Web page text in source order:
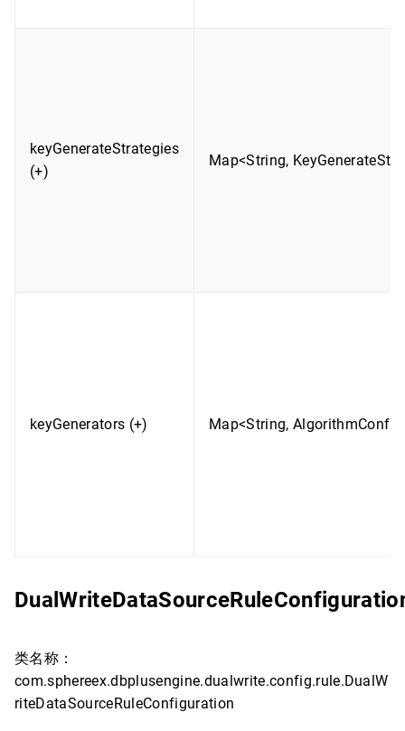
keyGenerateStrategies
(+)
Map<String,
keyGenerators (+) Map<String,
类名称：
com.sphereex.dbplusengine.dualwrite.config.rule.DualW
riteDataSourceRuleConfiguration